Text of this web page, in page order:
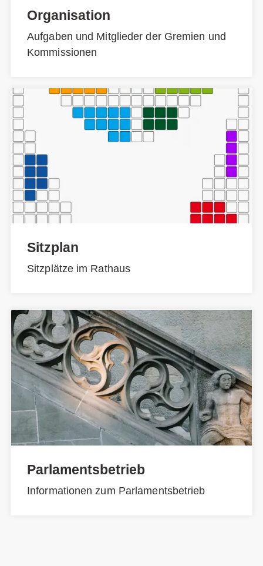
Organisation
Aufgaben und Mitglieder der Gremien und
Kommissionen
Sitzplan
Sitzplätze im Rathaus
Parlamentsbetrieb
Informationen zum Parlamentsbetrieb